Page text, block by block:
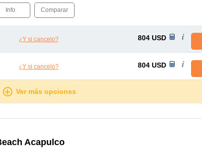
Info Comparar
¿Y si cancelo? 804 USD
¿Y si cancelo? 804 USD
Ver más opciones
Acapulco